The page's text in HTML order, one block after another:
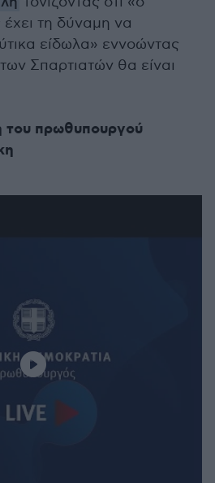
έχει τη δύναμη να
είδωλα» εννοώντας
Σπαρτιατών θα είναι
του πρωθυπουργού